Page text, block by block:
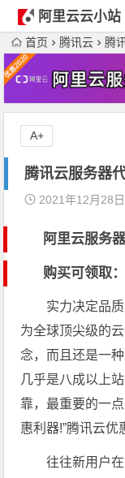
阿里云云小站
首页 腾讯云 腾
腾讯云服务器
2021年12月28日
阿里云服务
购买可领取
实力决定品
为全球顶尖级的
念，而且还是一
几乎是八成以上
靠，最重要的一
惠利器!”腾讯云优
往往新用户
A+